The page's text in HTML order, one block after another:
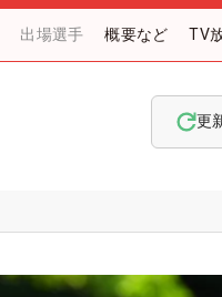
出場選手 概要など TV
更